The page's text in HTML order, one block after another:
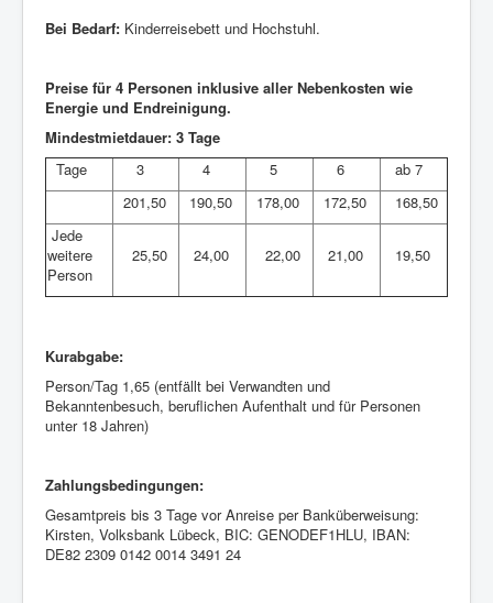
Bei Bedarf: Kinderreisebett und Hochstuhl.
Preise für 4 Personen inklusive aller Nebenkosten wie
Energie und Endreinigung.
Mindestmietdauer: 3 Tage
Tage
3 4 5 6
ab 7
201,50
190,50 178,00 172,50
168,50
Jede
weitere
Person
25,50 24,00 22,00 21,00 19,50
Kurabgabe:
Person/Tag 1,65 (entfällt bei Verwandten und
Bekanntenbesuch, beruflichen Aufenthalt und für Personen
unter 18 Jahren)
Zahlungsbedingungen:
Gesamtpreis bis 3 Tage vor Anreise per Banküberweisung:
Kirsten, Volksbank Lübeck, BIC: GENODEF1HLU, IBAN:
DE82 2309 0142 0014 3491 24